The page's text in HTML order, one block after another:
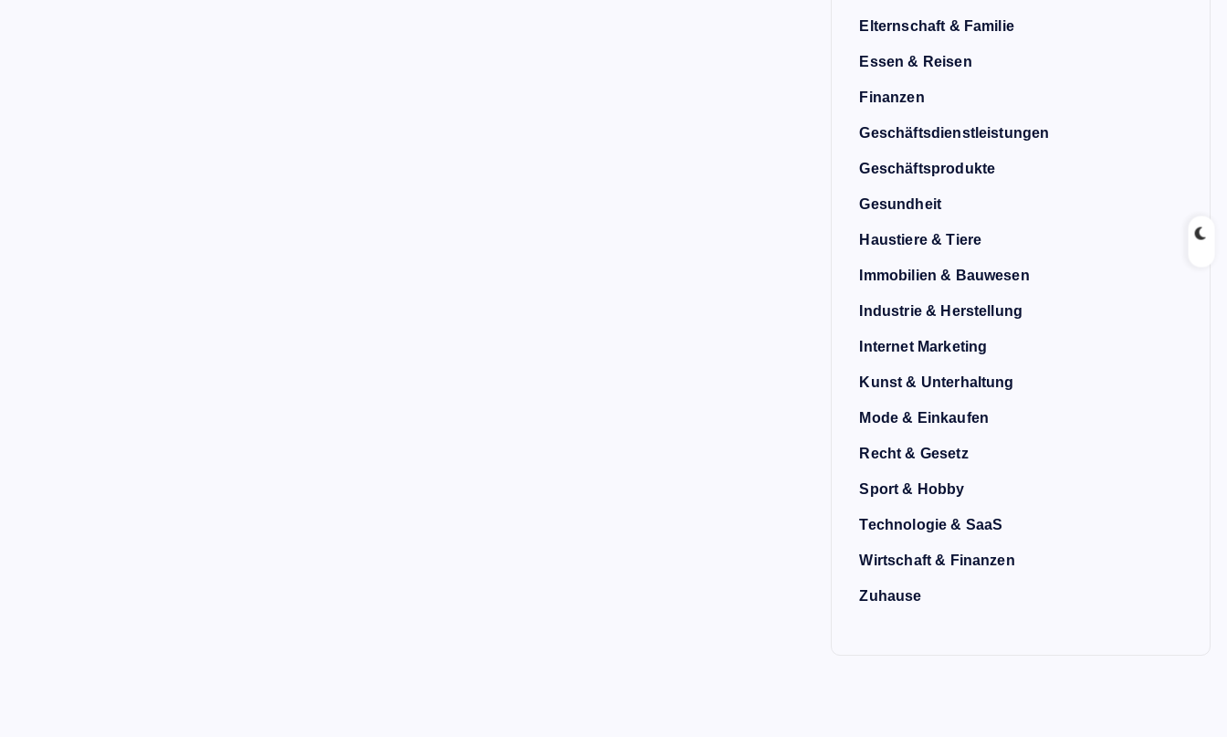
Elternschaft & Familie
Essen & Reisen
Finanzen
Geschäftsdienstleistungen
Geschäftsprodukte
Gesundheit
Haustiere & Tiere
Immobilien & Bauwesen
Industrie & Herstellung
Internet Marketing
Kunst & Unterhaltung
Mode & Einkaufen
Recht & Gesetz
Sport & Hobby
Technologie & SaaS
Wirtschaft & Finanzen
Zuhause